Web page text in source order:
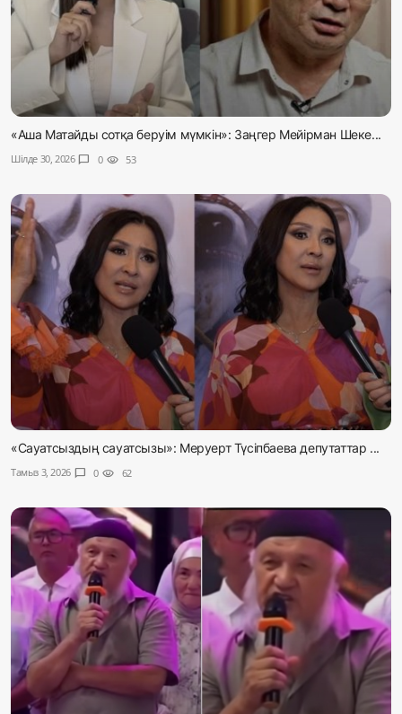
«Аша Матайды сотқа беруім мүмкін»: Заңгер Мейірман Шеке...
Шілде 30, 2026 chat_bubble 0 visibility 53
«Сауатсыздың сауатсызы»: Меруерт Түсіпбаева депутаттар ...
Тамыз 3, 2026 chat_bubble 0 visibility 62